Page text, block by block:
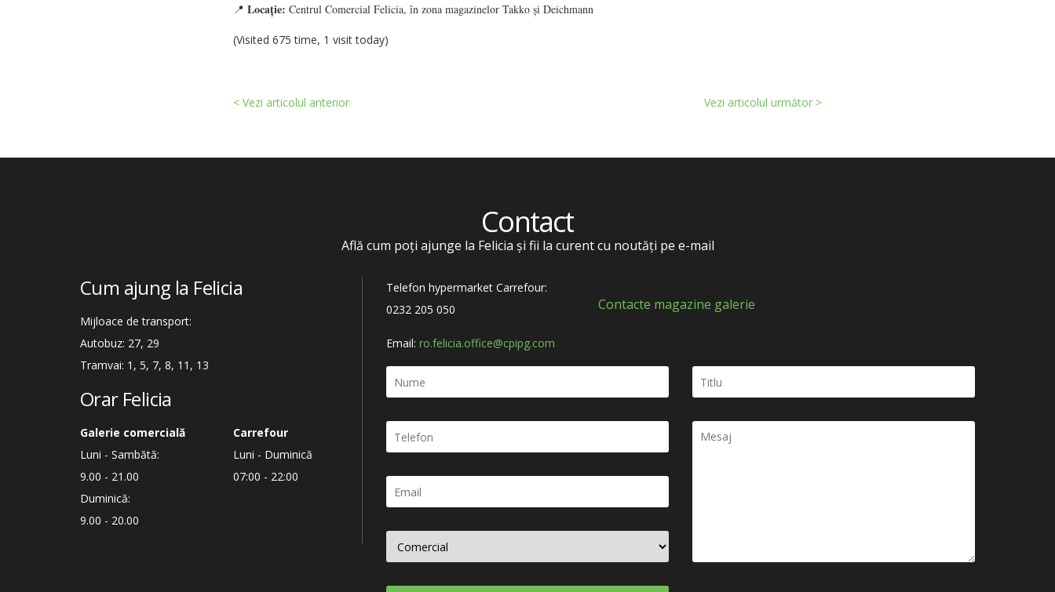
📍 Locație: Centrul Comercial Felicia, în zona magazinelor Takko și Deichmann
(Visited 675 time, 1 visit today)
< Vezi articolul anterior Vezi articolul următor >
Contact
Află cum poți ajunge la Felicia și fii la curent cu noutăți pe e-mail
Cum ajung la Felicia
Mijloace de transport:
Autobuz: 27, 29
Tramvai: 1, 5, 7, 8, 11, 13
Orar Felicia
Galerie comercială
Luni - Sambătă:
9.00 - 21.00
Duminică:
9.00 - 20.00
Carrefour
Luni - Duminică
07:00 - 22:00
Telefon hypermarket Carrefour:
0232 205 050
Contacte magazine galerie
Email: ro.felicia.office@cpipg.com